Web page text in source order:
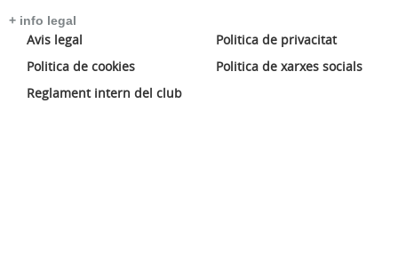
+ info legal
Avis legal
Politica de privacitat
Politica de cookies
Politica de xarxes socials
Reglament intern del club